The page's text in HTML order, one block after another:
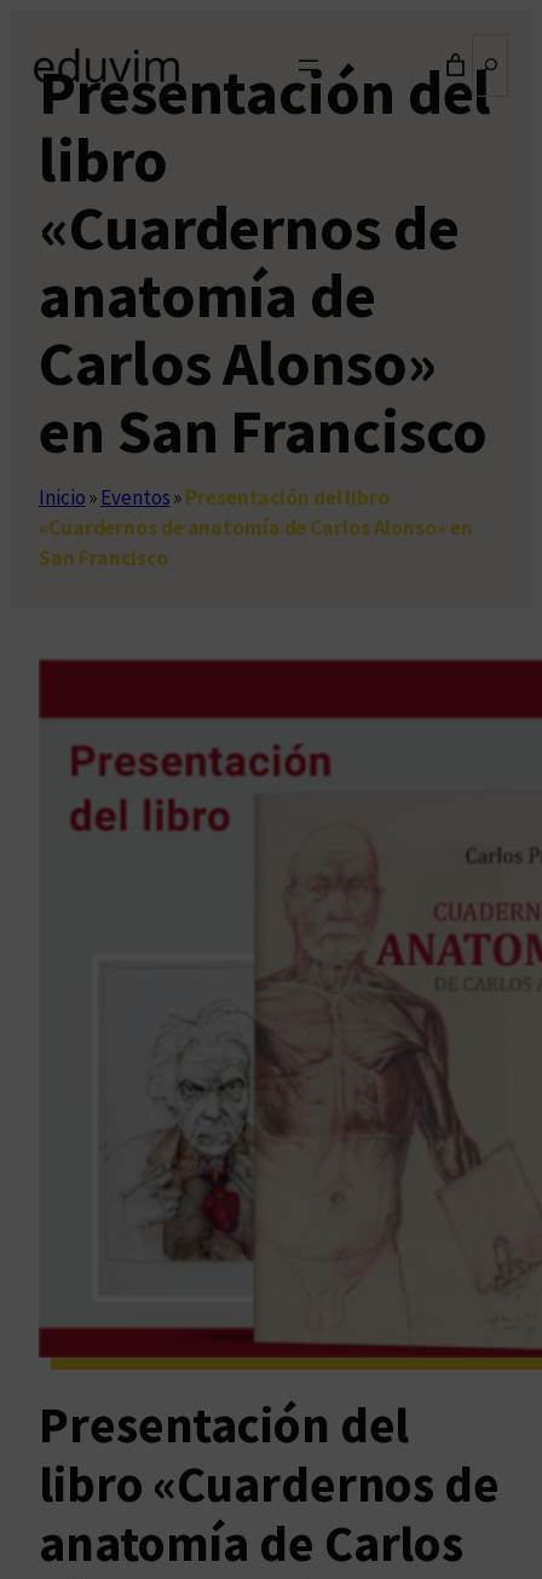
contenido
Presentación del
libro
«Cuardernos de
anatomía de
Carlos Alonso»
en San Francisco
Inicio» Eventos»Presentación del libro
«Cuardernos de anatomía de Carlos Alonso» en
San Francisco
Presentación del
libro «Cuardernos de
anatomía de Carlos